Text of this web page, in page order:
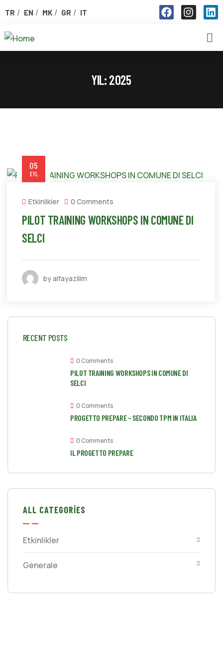
TR EN MK GR IT
YIL:2025
05
EYL
Etkinlikler 0 Comments
PILOT TRAINING WORKSHOPS IN COMUNE DI
SELCI
by alfayazilim
RECENT POSTS
0 Comments
PILOT TRAINING WORKSHOPS IN COMUNE DI
SELCI
0 Comments
PROGETTO PREPARE – SECONDO TPM IN ITALIA
0 Comments
IL PROGETTO PREPARE
ALL CATEGORIES
Etkinlikler
Generale